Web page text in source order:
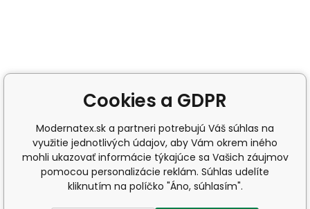
Cookies a GDPR
Modernatex.sk a partneri potrebujú Váš súhlas na
využitie jednotlivých údajov, aby Vám okrem iného
mohli ukazovať informácie týkajúce sa Vašich záujmov
pomocou personalizácie reklám. Súhlas udelíte
kliknutím na políčko "Áno, súhlasím".